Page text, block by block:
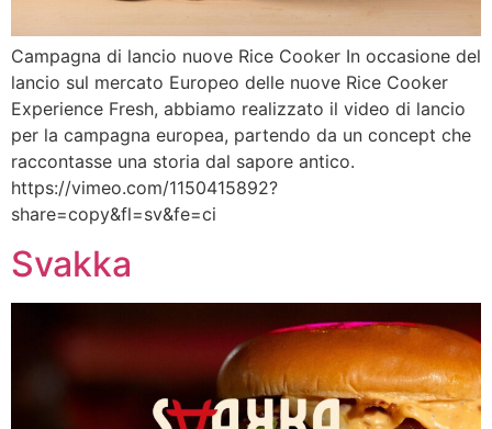
Campagna di lancio nuove Rice Cooker In occasione del
lancio sul mercato Europeo delle nuove Rice Cooker
Experience Fresh, abbiamo realizzato il video di lancio
per la campagna europea, partendo da un concept che
raccontasse una storia dal sapore antico.
https://vimeo.com/1150415892?
share=copy&fl=sv&fe=ci
Svakka